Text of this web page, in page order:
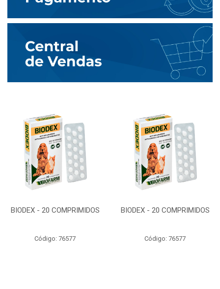
BIODEX - 20 COMPRIMIDOS
Código: 76577
BIODEX - 20 COMPRIMIDOS
Código: 76577